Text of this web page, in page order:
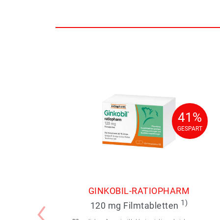
41%
GESPART
41%
GESPART
GINKOBIL-RATIOPHARM
120 mg Filmtabletten 1)